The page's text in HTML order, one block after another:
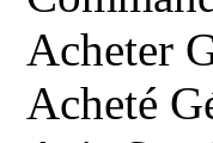
Acheter
Acheté